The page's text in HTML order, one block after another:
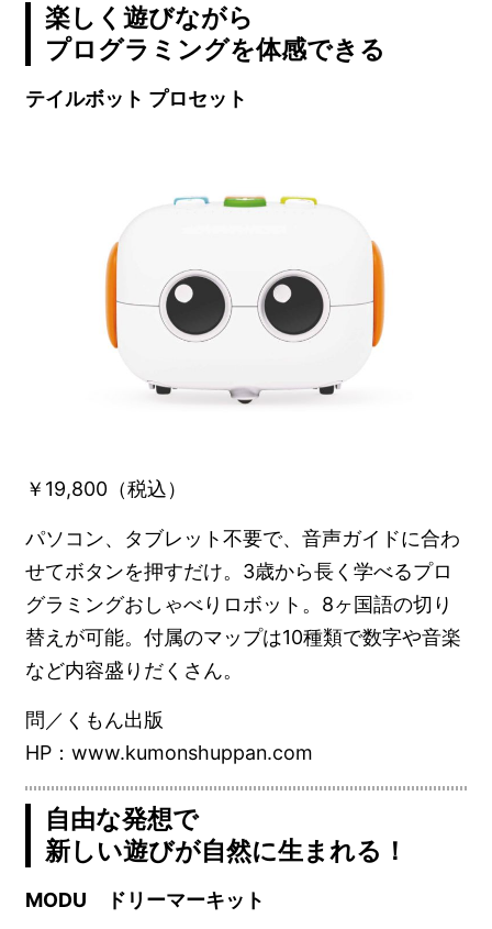
楽しく遊びながら
プログラミングを体感できる
テイルボット プロセット
￥19,800（税込）
パソコン、タブレット不要で、音声ガイドに合わ
せてボタンを押すだけ。3歳から長く学べるプロ
グラミングおしゃべりロボット。8ヶ国語の切り
替えが可能。付属のマップは10種類で数字や音楽
など内容盛りだくさん。
問／くもん出版
HP：www.kumonshuppan.com
自由な発想で
新しい遊びが自然に生まれる！
MODU ドリーマーキット